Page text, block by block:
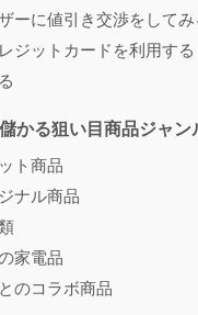
ーに値引き交渉をしてみ
ジットカードを利用する
かる狙い目商品ジャン
ト商品
ナル商品
家電品
のコラボ商品